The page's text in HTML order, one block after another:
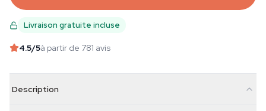
Livraison gratuite incluse
4.5/5à partir de 781 avis
Description